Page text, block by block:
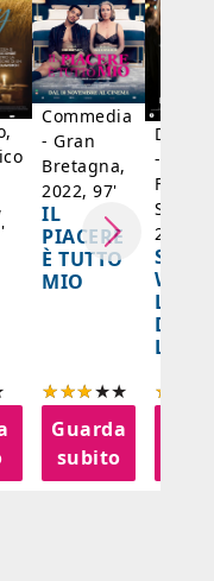
Commedia
- Gran
Bretagna,
2022, 97'
IL
PIACERE
È TUTTO
MIO
Guarda
subito
-
Francia,
2024,
SPIRIT
LA
DELLE